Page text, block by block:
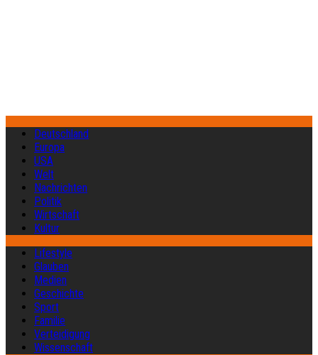
Deutschland
Europa
USA
Welt
Nachrichten
Politik
Wirtschaft
Kultur
Lifestyle
Glauben
Medien
Geschichte
Sport
Familie
Verteidigung
Wissenschaft